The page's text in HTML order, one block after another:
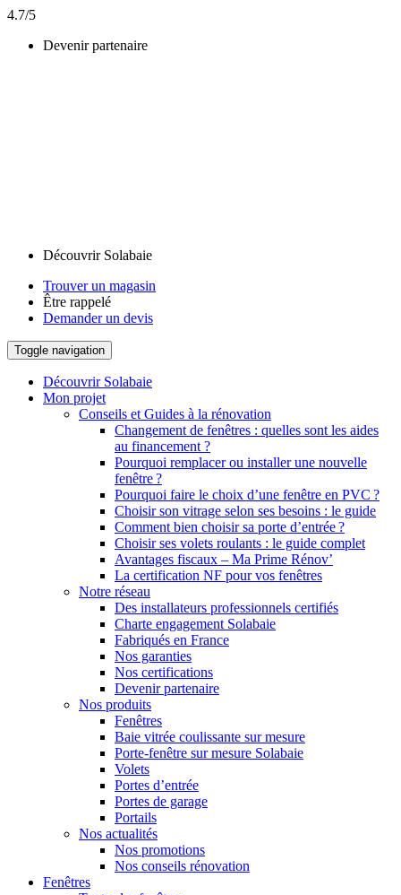
4.7/5
Devenir partenaire
Découvrir Solabaie
Trouver un magasin
Être rappelé
Demander un devis
Toggle navigation
Découvrir Solabaie
Mon projet
Conseils et Guides à la rénovation
Changement de fenêtres : quelles sont les aides
au financement ?
Pourquoi remplacer ou installer une nouvelle
fenêtre ?
Pourquoi faire le choix d’une fenêtre en PVC ?
Choisir son vitrage selon ses besoins : le guide
Comment bien choisir sa porte d’entrée ?
Choisir ses volets roulants : le guide complet
Avantages fiscaux – Ma Prime Rénov’
La certification NF pour vos fenêtres
Notre réseau
Des installateurs professionnels certifiés
Charte engagement Solabaie
Fabriqués en France
Nos garanties
Nos certifications
Devenir partenaire
Nos produits
Fenêtres
Baie vitrée coulissante sur mesure
Porte-fenêtre sur mesure Solabaie
Volets
Portes d’entrée
Portes de garage
Portails
Nos actualités
Nos promotions
Nos conseils rénovation
Fenêtres